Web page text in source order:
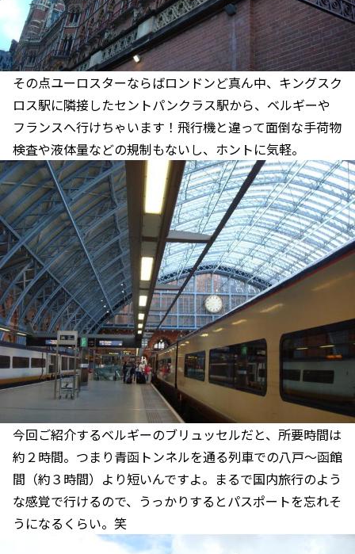
その点ユーロスターならばロンドンど真ん中、キングスク
ロス駅に隣接したセントパンクラス駅から、ベルギーや
フランスへ行けちゃいます！飛行機と違って面倒な手荷物
検査や液体量などの規制もないし、ホントに気軽。
今回ご紹介するベルギーのブリュッセルだと、所要時間は
約２時間。つまり青函トンネルを通る列車での八戸～函館
間（約３時間）より短いんですよ。まるで国内旅行のよう
な感覚で行けるので、うっかりするとパスポートを忘れそ
うになるくらい。笑